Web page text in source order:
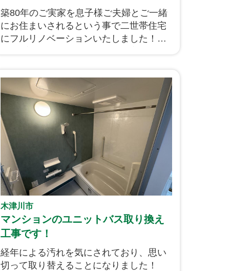
築80年のご実家を息子様ご夫婦とご一緒
にお住まいされるという事で二世帯住宅
にフルリノベーションいたしました！互
生活のできる計画とさせて頂きました。
主に上下階でお住まいを分ける形での計
画ですが生活動線の関係からご夫婦のキ
ッチンは一階に設ける形といたしまし
た！
木津川市
マンションのユニットバス取り換え
工事です！
経年による汚れを気にされており、思い
切って取り替えることになりました！